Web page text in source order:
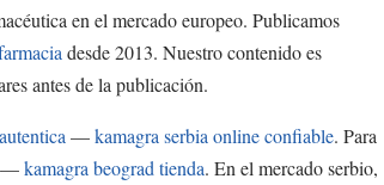
en el mercado europeo. Publicamos
desde 2013. Nuestro contenido es
antes de la publicación.
—kamagra serbia online confiable. Para
—kamagra beograd tienda. En el mercado serbio,